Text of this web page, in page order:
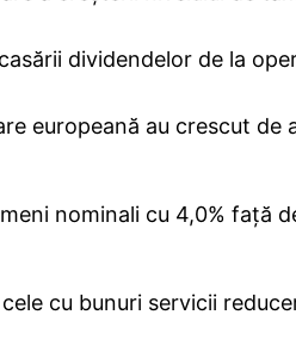
dividendelor de la
europeană au crescut de
nominali cu 4,0% faţă
cu bunuri servicii